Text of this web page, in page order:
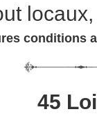
conditions
45